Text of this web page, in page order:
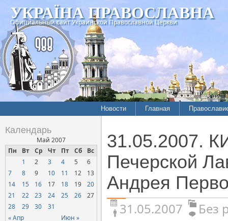
УКРАЇНА ПРАВОСЛАВНА
Официальный сайт Украинской Православной Церкви
Новости Главная
Календарь
Май 2007
Пн
Вт Ср Чт Пт Сб Вс
« Апр Июн »
1 2 3 4 5
6
7
8 9 10 11 12
13
14
15 16 17 18 19
20
21
22 23 24 25 26
27
28
29 30 31
31.05.2007.
Печерской
Андрея
31.05.2007 Без